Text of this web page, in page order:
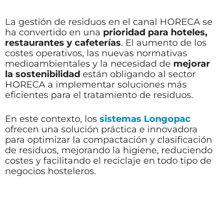
La gestión de residuos en el canal HORECA se
ha convertido en una prioridad para hoteles,
restaurantes y cafeterías. El aumento de los
costes operativos, las nuevas normativas
medioambientales y la necesidad de mejorar
la sostenibilidad están obligando al sector
HORECA a implementar soluciones más
eficientes para el tratamiento de residuos.
En este contexto, los sistemas Longopac
ofrecen una solución práctica e innovadora
para optimizar la compactación y clasificación
de residuos, mejorando la higiene, reduciendo
costes y facilitando el reciclaje en todo tipo de
negocios hosteleros.